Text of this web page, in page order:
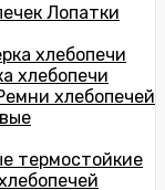
Лопатки
хлебопечи
хлебопечей
термостойкие